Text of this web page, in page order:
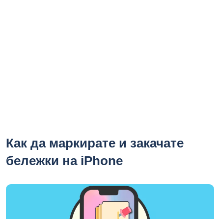
Как да маркирате и закачате
бележки на iPhone